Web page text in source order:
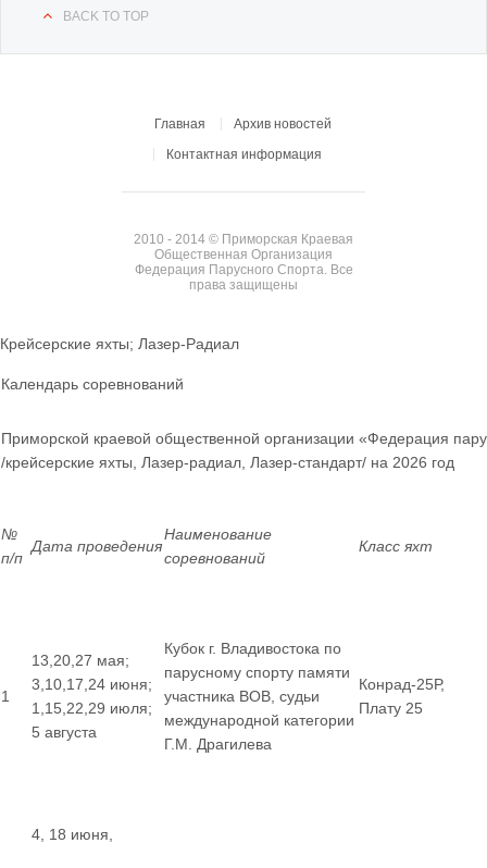
BACK TO TOP
Главная
Архив новостей
Контактная информация
2010 - 2014 © Приморская Краевая
Общественная Организация
Федерация Парусного Спорта. Все
права защищены
Крейсерские яхты; Лазер-Радиал
Календарь соревнований
Приморской краевой общественной организации «Федерация
/крейсерские яхты, Лазер-радиал, Лазер-стандарт/ на 2026 год
№
п/п
Дата проведения
Наименование
соревнований
Класс яхт
1
13,20,27 мая;
3,10,17,24 июня;
1,15,22,29 июля;
5 августа
Кубок г. Владивостока по
парусному спорту памяти
участника ВОВ, судьи
международной категории
Г.М. Драгилева
Конрад-25Р,
Плату 25
4, 18 июня,